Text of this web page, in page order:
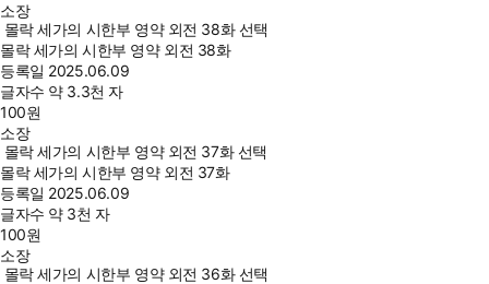
소장
몰락 세가의 시한부 영약 외전 38화 선택
몰락 세가의 시한부 영약 외전 38화
등록일 2025.06.09
글자수 약 3.3천 자
100원
소장
몰락 세가의 시한부 영약 외전 37화 선택
몰락 세가의 시한부 영약 외전 37화
등록일 2025.06.09
글자수 약 3천 자
100원
소장
몰락 세가의 시한부 영약 외전 36화 선택